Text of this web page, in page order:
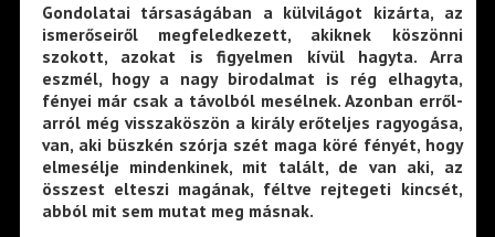
Gondolatai társaságában a külvilágot kizárta, az
ismerőseiről megfeledkezett, akiknek köszönni
szokott, azokat is figyelmen kívül hagyta. Arra
eszmél, hogy a nagy birodalmat is rég elhagyta,
fényei már csak a távolból mesélnek. Azonban erről-
arról még visszaköszön a király erőteljes ragyogása,
van, aki büszkén szórja szét maga köré fényét, hogy
elmesélje mindenkinek, mit talált, de van aki, az
összest elteszi magának, féltve rejtegeti kincsét,
abból mit sem mutat meg másnak.